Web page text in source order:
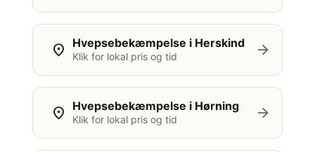
location_on Hvepsebekæmpelse i Herskind
Klik for lokal pris og tid arrow_forward
location_on Hvepsebekæmpelse i Hørning
Klik for lokal pris og tid arrow_forward